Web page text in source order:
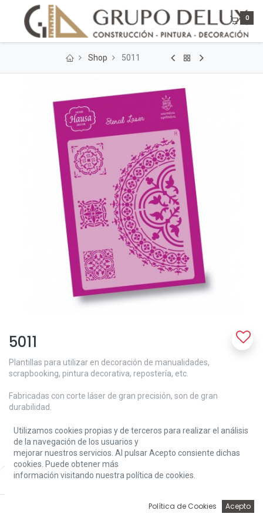
Price:
Add to Cart
0
Shop 5011
5011
Plantillas para utilizar en decoración de manualidades,
scrapbooking, pintura decorativa, repostería, etc.
Fabricadas con corte láser de gran precisión, son de gran
durabilidad.
Medida: 30x40 cm
12,57€
Utilizamos cookies propias y de terceros para realizar el análisis
de la navegación de los usuarios y
mejorar nuestros servicios. Al pulsar Acepto consiente dichas
cookies. Puede obtener más
información visitando nuestra política de cookies.
Política de Cookies Acepto